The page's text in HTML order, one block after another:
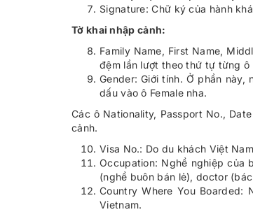
Signature: Chữ ký của hành
Tờ khai nhập cảnh:
Family Name, First Name,
đệm lần lượt theo thứ tự từng ô
Gender: Giới tính. Ở phần
dấu vào ô Female nha.
Các ô Nationality, Passport No.,
cảnh.
Visa No.: Do du khách Việt
Occupation: Nghề nghiệp của
(nghề buôn bán lẻ), doctor
Country Where You Boarded:
Vietnam.